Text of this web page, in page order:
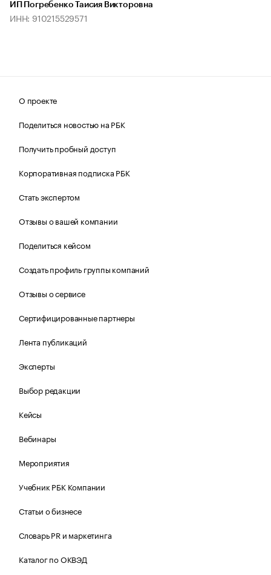
ИП Погребенко Таисия Викторовна
ИНН: 910215529571
О проекте
Поделиться новостью на РБК
Получить пробный доступ
Корпоративная подписка РБК
Стать экспертом
Отзывы о вашей компании
Поделиться кейсом
Создать профиль группы компаний
Отзывы о сервисе
Сертифицированные партнеры
Лента публикаций
Эксперты
Выбор редакции
Кейсы
Вебинары
Мероприятия
Учебник РБК Компании
Статьи о бизнесе
Словарь PR и маркетинга
Каталог по ОКВЭД